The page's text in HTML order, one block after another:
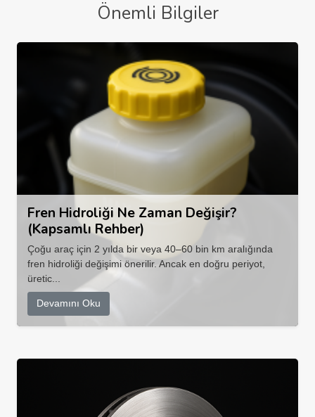
Önemli Bilgiler
Fren Hidroliği Ne Zaman Değişir?
(Kapsamlı Rehber)
Çoğu araç için 2 yılda bir veya 40–60 bin km aralığında
fren hidroliği değişimi önerilir. Ancak en doğru periyot,
üretic...
Devamını Oku